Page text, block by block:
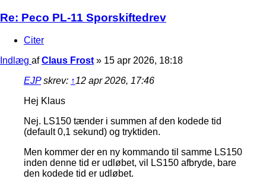
Re: Peco PL-11 Sporskiftedrev
Citer
Indlæg afClaus Frost » 15 apr 2026, 18:18
EJPskrev: ↑12 apr 2026, 17:46
Hej Klaus
Nej. LS150 tænder i summen af den kodede tid
(default 0,1 sekund) og tryktiden.
Men kommer der en ny kommando til samme LS150
inden denne tid er udløbet, vil LS150 afbryde, bare
den kodede tid er udløbet.